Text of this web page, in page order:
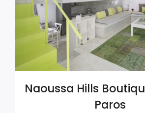
Naoussa Hills
Paros